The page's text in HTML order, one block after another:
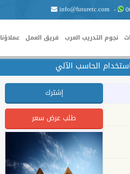
-
info@futuretc.com
نجوم التدريب العرب فريق العمل عملاؤنا
الحاسب الآلي
إشترك
طلب عرض سعر